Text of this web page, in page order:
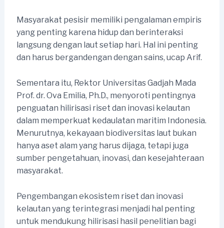
Masyarakat pesisir memiliki pengalaman empiris
yang penting karena hidup dan berinteraksi
langsung dengan laut setiap hari. Hal ini penting
dan harus bergandengan dengan sains, ucap Arif.
Sementara itu, Rektor Universitas Gadjah Mada
Prof. dr. Ova Emilia, Ph.D., menyoroti pentingnya
penguatan hilirisasi riset dan inovasi kelautan
dalam memperkuat kedaulatan maritim Indonesia.
Menurutnya, kekayaan biodiversitas laut bukan
hanya aset alam yang harus dijaga, tetapi juga
sumber pengetahuan, inovasi, dan kesejahteraan
masyarakat.
Pengembangan ekosistem riset dan inovasi
kelautan yang terintegrasi menjadi hal penting
untuk mendukung hilirisasi hasil penelitian bagi